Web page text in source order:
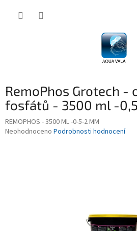
RemoPhos Grotech -
fosfátů - 3500 ml -
REMOPHOS - 3500 ML -0-5-2 MM
Průměrné
Neohodnoceno Podrobnosti hodnocení